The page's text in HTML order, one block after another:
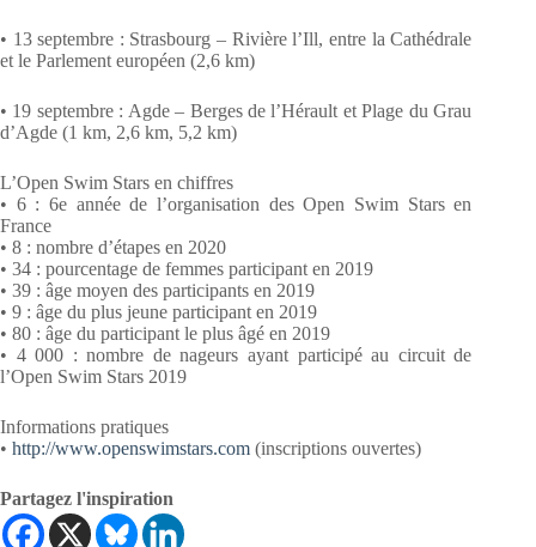
• 13 septembre : Strasbourg – Rivière l’Ill, entre la Cathédrale
et le Parlement européen (2,6 km)
• 19 septembre : Agde – Berges de l’Hérault et Plage du Grau
d’Agde (1 km, 2,6 km, 5,2 km)
L’Open Swim Stars en chiffres
• 6 : 6e année de l’organisation des Open Swim Stars en
France
• 8 : nombre d’étapes en 2020
• 34 : pourcentage de femmes participant en 2019
• 39 : âge moyen des participants en 2019
• 9 : âge du plus jeune participant en 2019
• 80 : âge du participant le plus âgé en 2019
• 4 000 : nombre de nageurs ayant participé au circuit de
l’Open Swim Stars 2019
Informations pratiques
• http://www.openswimstars.com (inscriptions ouvertes)
Partagez l'inspiration